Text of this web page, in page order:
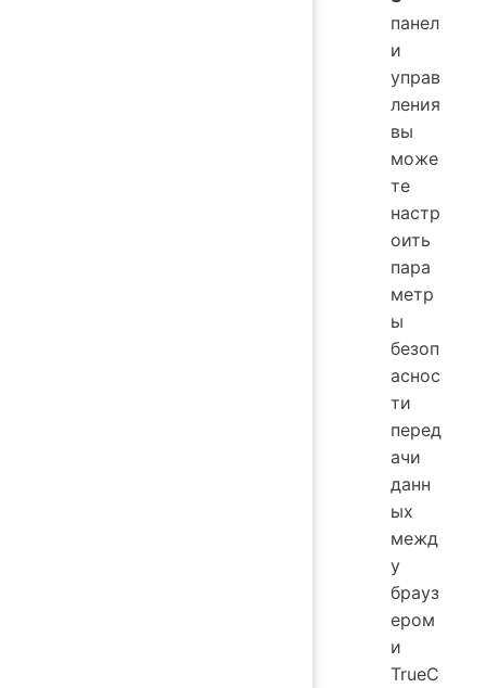
панел
и
управ
ления
вы
може
те
настр
оить
пара
метр
ы
безоп
аснос
ти
перед
ачи
данн
ых
межд
у
брауз
ером
и
TrueC